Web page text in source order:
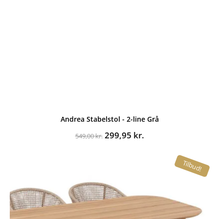
Andrea Stabelstol - 2-line Grå
549,00kr. Den
299,95 kr.Den
299,95 kr..
Tilbud!